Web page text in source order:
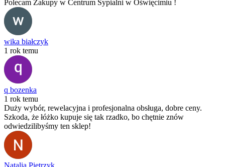
Polecam Zakupy w Centrum Sypialni w Oświęcimiu !
wika białczyk
1 rok temu
q bozenka
1 rok temu
Duży wybór, rewelacyjna i profesjonalna obsługa, dobre ceny.
Szkoda, że łóżko kupuje się tak rzadko, bo chętnie znów
odwiedzilibyśmy ten sklep!
Natalia Pietrzyk